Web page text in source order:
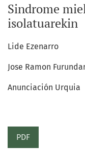
Sindrome
isolatuarekin
Lide Ezenarro
Jose Ramon
Anunciación Urquia
PDF